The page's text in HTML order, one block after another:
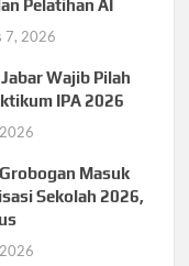
Pelatihan AI
7, 2026
Wajib Pilah
IPA 2026
Masuk
Sekolah 2026,